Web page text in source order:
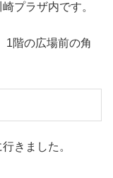
プラザ内です。
1階の広場前の角
きました。